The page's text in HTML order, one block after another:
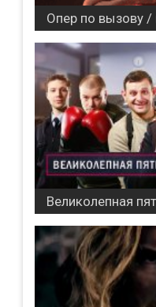
Опер по вызову /